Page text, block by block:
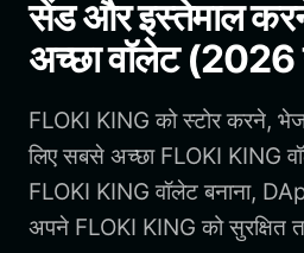
ภาษาไทย
Português (Brasil)
Español (Argentina)
सेंड और इस्तेमाल
अच्छा वॉलेट (2026
FLOKI KING को स्टोर करने,
लिए सबसे अच्छा FLOKI KING
FLOKI KING वॉलेट बनाना,
अपने FLOKI KING को सुरक्षित